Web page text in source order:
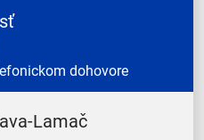
dohovore
Lamač